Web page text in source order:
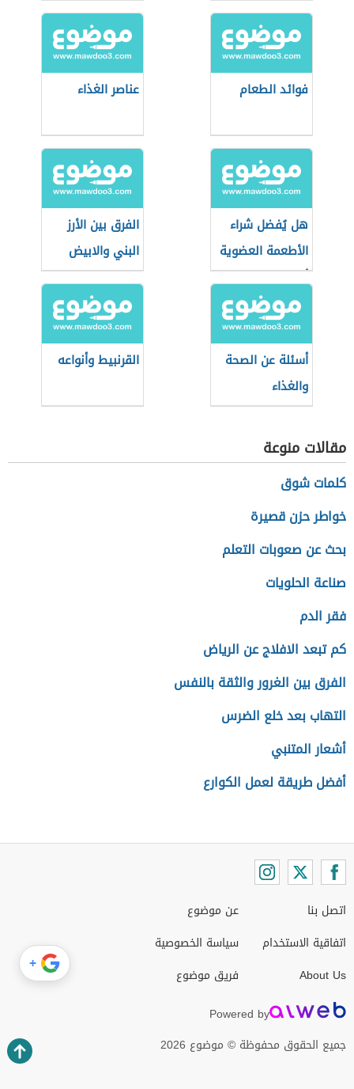
فوائد الطعام عناصر الغذاء
هل يُفضل شراء
الأطعمة العضوية
أثناء التسوق؟
الفرق بين الأرز
البني والابيض
أسئلة عن الصحة
والغذاء
القرنبيط وأنواعه
مقالات منوعة
كلمات شوق
خواطر حزن قصيرة
بحث عن صعوبات التعلم
صناعة الحلويات
فقر الدم
كم تبعد الافلاج عن الرياض
الفرق بين الغرور والثقة بالنفس
التهاب بعد خلع الضرس
أشعار المتنبي
أفضل طريقة لعمل الكوارع
اتصل بنا
اتفاقية الاستخدام
About Us
عن موضوع
سياسة الخصوصية
فريق موضوع
Powered by
جميع الحقوق محفوظة © موضوع 2026
+